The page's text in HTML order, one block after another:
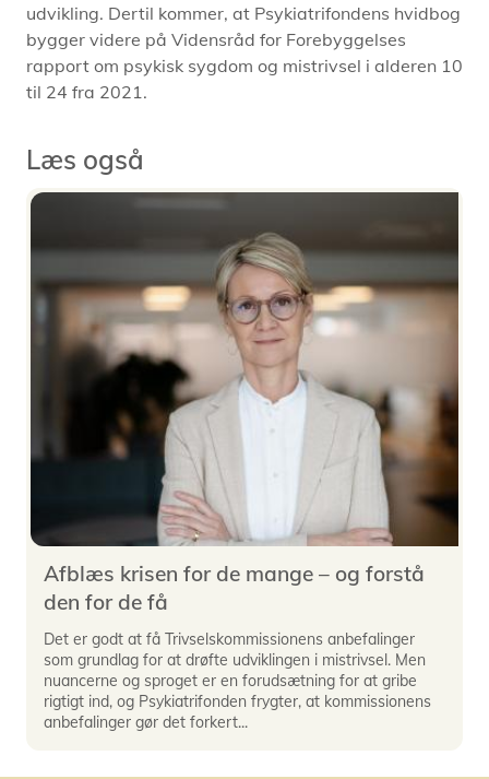
udvikling. Dertil kommer, at Psykiatrifondens hvidbog
bygger videre på Vidensråd for Forebyggelses
rapport om psykisk sygdom og mistrivsel i alderen 10
til 24 fra 2021.
Læs også
Afblæs krisen for de mange – og forstå
den for de få
Det er godt at få Trivselskommissionens anbefalinger
som grundlag for at drøfte udviklingen i mistrivsel. Men
nuancerne og sproget er en forudsætning for at gribe
rigtigt ind, og Psykiatrifonden frygter, at kommissionens
anbefalinger gør det forkert...